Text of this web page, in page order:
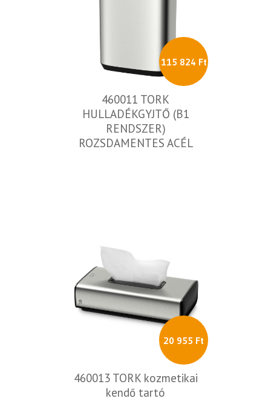
115 824 Ft
460011 TORK
HULLADÉKGYJTŐ (B1
RENDSZER)
ROZSDAMENTES ACÉL
20 955 Ft
460013 TORK kozmetikai
kendő tartó